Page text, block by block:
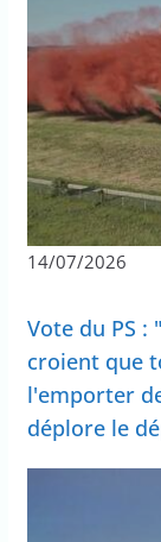
14/07/2026
Vote du PS :
croient que
l'emporter
déplore le